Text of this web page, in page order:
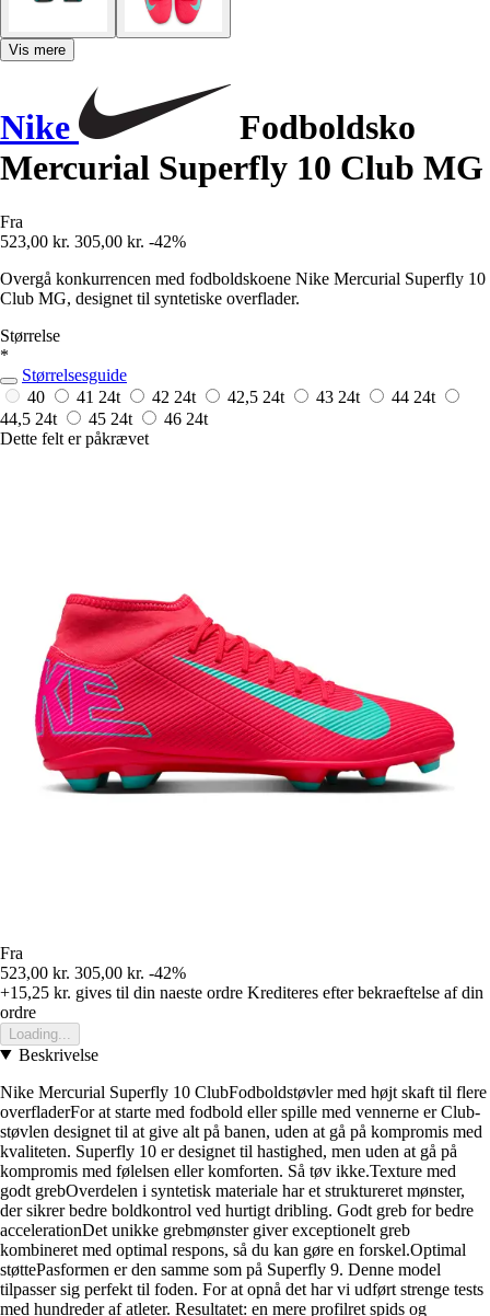
Vis mere
Nike
Fodboldsko
Mercurial Superfly 10 Club MG
Fra
523,00 kr. 305,00 kr. -42%
Overgå konkurrencen med fodboldskoene Nike Mercurial Superfly 10
Club MG, designet til syntetiske overflader.
Størrelse
*
Størrelsesguide
40
41 24t 42 24t 42,5 24t 43 24t 44 24t
44,5 24t 45 24t 46 24t
Dette felt er påkrævet
Fra
523,00 kr. 305,00 kr. -42%
+15,25 kr. gives til din naeste ordre Krediteres efter bekraeftelse af din
ordre
Loading...
Beskrivelse
Nike Mercurial Superfly 10 ClubFodboldstøvler med højt skaft til flere
overfladerFor at starte med fodbold eller spille med vennerne er Club-
støvlen designet til at give alt på banen, uden at gå på kompromis med
kvaliteten. Superfly 10 er designet til hastighed, men uden at gå på
kompromis med følelsen eller komforten. Så tøv ikke.Texture med
godt grebOverdelen i syntetisk materiale har et struktureret mønster,
der sikrer bedre boldkontrol ved hurtigt dribling. Godt greb for bedre
accelerationDet unikke grebmønster giver exceptionelt greb
kombineret med optimal respons, så du kan gøre en forskel.Optimal
støttePasformen er den samme som på Superfly 9. Denne model
tilpasser sig perfekt til foden. For at opnå det har vi udført strenge tests
med hundreder af atleter. Resultatet: en mere profilret spids og